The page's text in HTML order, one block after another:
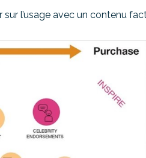
l’usage avec un contenu